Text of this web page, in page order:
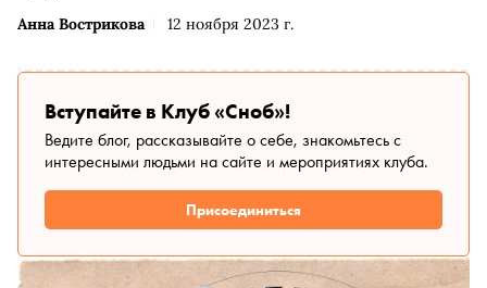
Анна Вострикова 12 ноября 2023 г.
Вступайте в Клуб «Сноб»!
Ведите блог, рассказывайте о себе, знакомьтесь с
интересными людьми на сайте и мероприятиях клуба.
Присоединиться